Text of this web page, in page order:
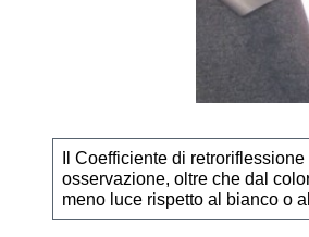
Il Coefficiente di
osservazione, oltre che dal
meno luce rispetto al bianco o